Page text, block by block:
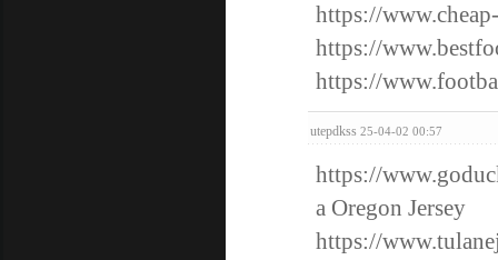
https://
https://
https://
utepdkss 25-04-02 00:57
https://
a Oregon Jersey
https://